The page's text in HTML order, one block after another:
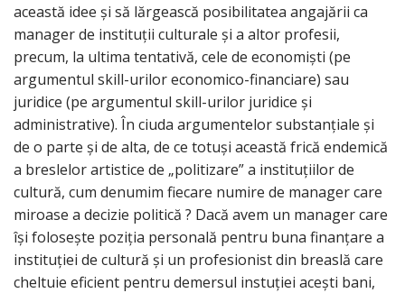
această idee și să lărgească posibilitatea angajării ca
manager de instituții culturale și a altor profesii,
precum, la ultima tentativă, cele de economiști (pe
argumentul skill-urilor economico-financiare) sau
juridice (pe argumentul skill-urilor juridice și
administrative). În ciuda argumentelor substanțiale și
de o parte și de alta, de ce totuși această frică endemică
a breslelor artistice de „politizare” a instituțiilor de
cultură, cum denumim fiecare numire de manager care
miroase a decizie politică ? Dacă avem un manager care
își folosește poziția personală pentru buna finanțare a
instituției de cultură și un profesionist din breaslă care
cheltuie eficient pentru demersul instuției acești bani,